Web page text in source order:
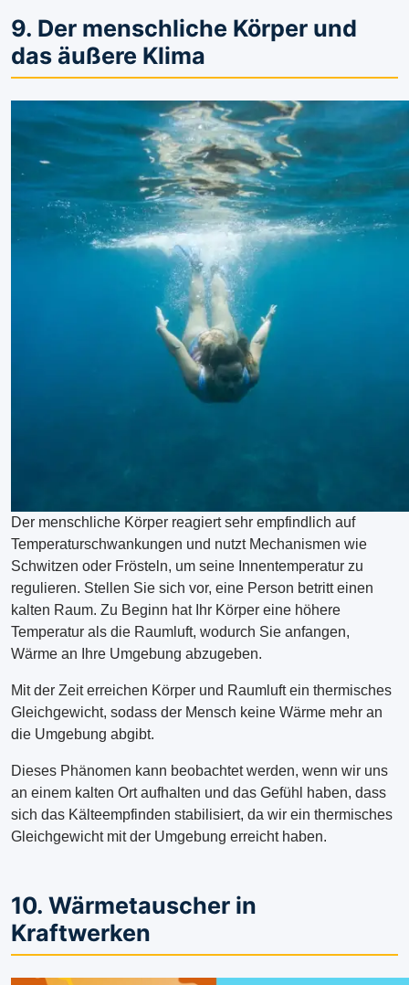
9. Der menschliche Körper und
das äußere Klima
Der menschliche Körper reagiert sehr empfindlich auf
Temperaturschwankungen und nutzt Mechanismen wie
Schwitzen oder Frösteln, um seine Innentemperatur zu
regulieren. Stellen Sie sich vor, eine Person betritt einen
kalten Raum. Zu Beginn hat Ihr Körper eine höhere
Temperatur als die Raumluft, wodurch Sie anfangen,
Wärme an Ihre Umgebung abzugeben.
Mit der Zeit erreichen Körper und Raumluft ein thermisches
Gleichgewicht, sodass der Mensch keine Wärme mehr an
die Umgebung abgibt.
Dieses Phänomen kann beobachtet werden, wenn wir uns
an einem kalten Ort aufhalten und das Gefühl haben, dass
sich das Kälteempfinden stabilisiert, da wir ein thermisches
Gleichgewicht mit der Umgebung erreicht haben.
10. Wärmetauscher in
Kraftwerken